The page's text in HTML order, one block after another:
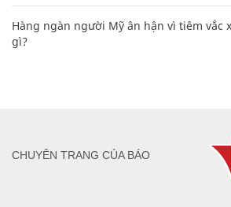
Hàng ngàn người Mỹ ân hận vì tiêm vắc
gì?
CHUYÊN TRANG CỦA BÁO